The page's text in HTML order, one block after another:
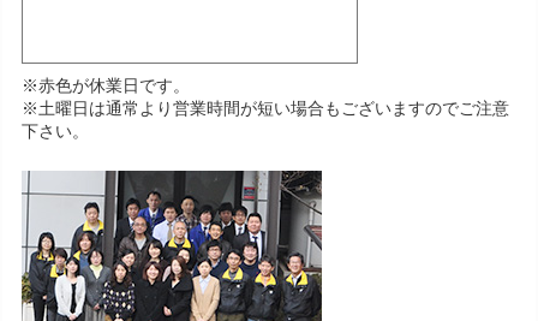
※赤色が休業日です。
※土曜日は通常より営業時間が短い場合もございますのでご注意
下さい。